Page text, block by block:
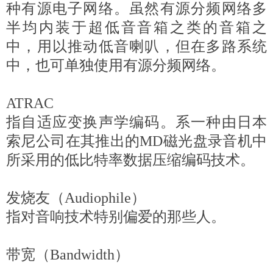
种有源电子网络。虽然有源分频网络多
半均内装于超低音音箱之类的音箱之
中，用以推动低音喇叭，但在多路系统
中，也可单独使用有源分频网络。
ATRAC
指自适应变换声学编码。系一种由日本
索尼公司在其推出的MD磁光盘录音机中
所采用的低比特率数据压缩编码技术。
发烧友（Audiophile）
指对音响技术特别偏爱的那些人。
带宽（Bandwidth）